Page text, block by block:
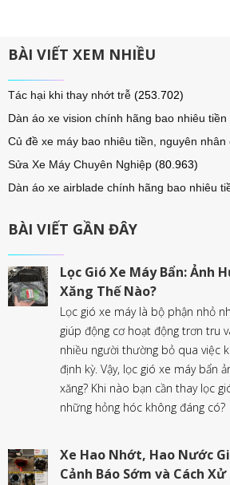
BÀI VIẾT XEM NHIỀU
Tác hại khi thay nhớt trễ (253.702)
Dàn áo xe vision chính hãng bao nhiêu tiền
Củ đề xe máy bao nhiêu tiền, nguyên nhân
Sửa Xe Máy Chuyên Nghiệp (80.963)
Dàn áo xe airblade chính hãng bao nhiêu
BÀI VIẾT GẦN ĐÂY
Lọc Gió Xe Máy Bẩn: Ảnh
Xăng Thế Nào?
Lọc gió xe máy là bộ phận nhỏ
giúp động cơ hoạt động trơn tru
nhiều người thường bỏ qua việc
định kỳ. Vậy, lọc gió xe máy bẩn
xăng? Khi nào bạn cần thay lọc
những hỏng hóc không đáng có?
Xe Hao Nhớt, Hao Nước
Cảnh Báo Sớm và Cách